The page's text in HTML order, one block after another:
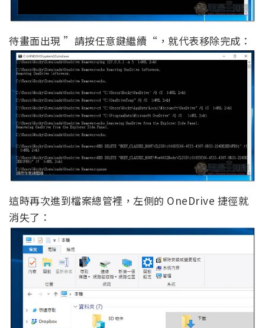
待畫面出現 ”請按任意鍵繼續“，就代表移除完成：
這時再次進到檔案總管裡，左側的 OneDrive 捷徑就
消失了：